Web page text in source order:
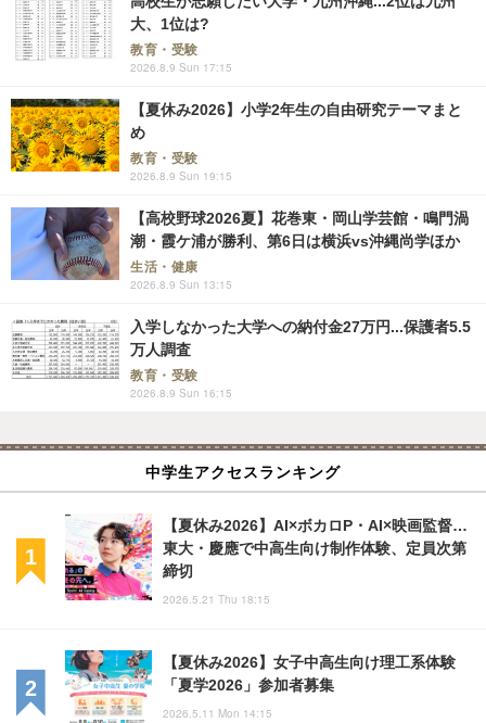
大、1位は?
教育・受験
2026.8.9 Sun 17:15
【夏休み2026】小学2年生の自由研究テーマまと
め
教育・受験
2026.8.9 Sun 19:15
【高校野球2026夏】花巻東・岡山学芸館・鳴門渦
潮・霞ケ浦が勝利、第6日は横浜vs沖縄尚学ほか
生活・健康
2026.8.9 Sun 13:15
入学しなかった大学への納付金27万円...保護者5.5
万人調査
教育・受験
2026.8.9 Sun 16:15
中学生アクセスランキング
【夏休み2026】AI×ボカロP・AI×映画監督…
東大・慶應で中高生向け制作体験、定員次第
締切
2026.5.21 Thu 18:15
【夏休み2026】女子中高生向け理工系体験
「夏学2026」参加者募集
2026.5.11 Mon 14:15